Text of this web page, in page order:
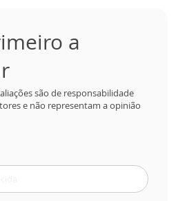
a
são de responsabilidade
e não representam a opinião